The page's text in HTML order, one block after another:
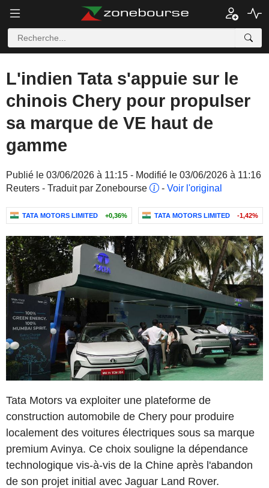
L'indien Tata s'appuie sur le
chinois Chery pour propulser
sa marque de VE haut de
gamme
Publié le 03/06/2026 à 11:15 - Modifié le 03/06/2026 à 11:16
Reuters - Traduit par Zonebourse
- Voir l'original
TATA MOTORS LIMITED +0,36% TATA MOTORS LIMITED -1,42%
Tata Motors va exploiter une plateforme de
construction automobile de Chery pour produire
localement des voitures électriques sous sa marque
premium Avinya. Ce choix souligne la dépendance
technologique vis-à-vis de la Chine après l'abandon
de son projet initial avec Jaguar Land Rover.